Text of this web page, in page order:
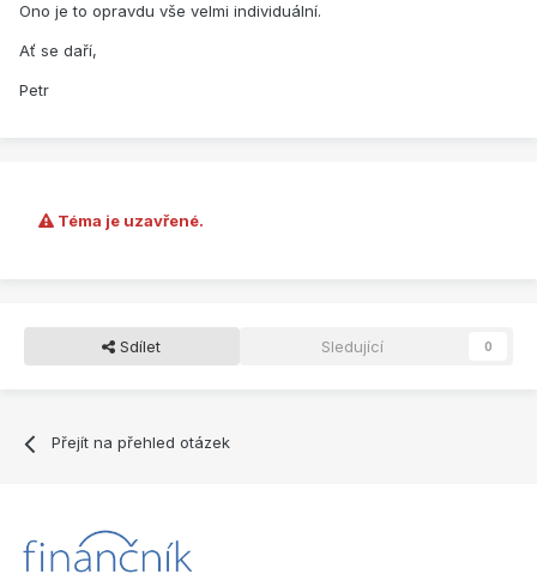
Ono je to opravdu vše velmi individuální.
Ať se daří,
Petr
Téma je uzavřené.
Sdílet Sledující 0
Přejít na přehled otázek